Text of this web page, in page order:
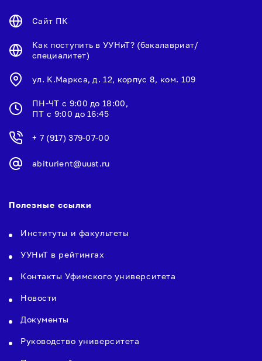
Сайт ПК
Как поступить в УУНиТ? (бакалавриат/
специалитет)
ул. К.Маркса, д. 12, корпус 8, ком. 109
ПН-ЧТ с 9:00 до 18:00,
ПТ с 9:00 до 16:45
+ 7 (917) 379-07-00
abiturient@uust.ru
Полезные ссылки
Институты и факультеты
УУНиТ в рейтингах
Контакты Уфимского университета
Новости
Документы
Руководство университета